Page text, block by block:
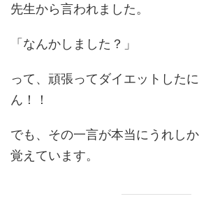
先生から言われました。
「なんかしました？」
って、頑張ってダイエットした
ん！！
でも、その一言が本当にうれし
覚えています。